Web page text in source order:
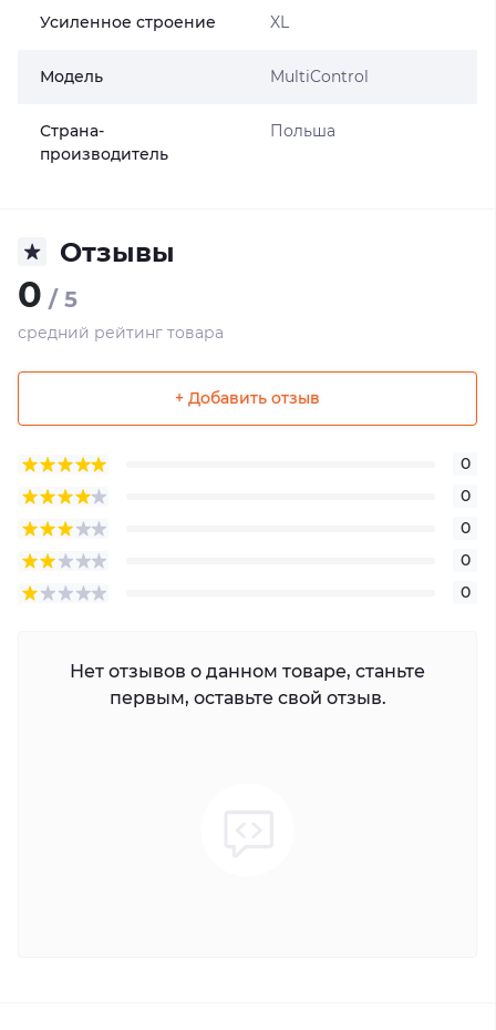
Усиленное строение XL
Модель MultiControl
Страна-
производитель
Польша
Отзывы
0 / 5
средний рейтинг товара
+ Добавить отзыв
0
0
0
0
0
Нет отзывов о данном товаре, станьте
первым, оставьте свой отзыв.